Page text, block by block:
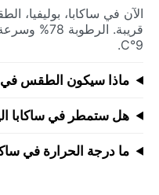
9°C.
ماذا سيكون الطقس في
هل ستمطر في ساكابا
ما درجة الحرارة في